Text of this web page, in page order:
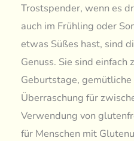
Trostspender, wenn es
auch im Frühling oder
etwas Süßes hast, sind
Genuss. Sie sind einfach
Geburtstage,
Überraschung für
Verwendung von
für Menschen mit